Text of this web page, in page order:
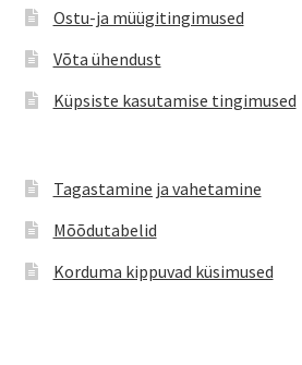
Ostu-ja müügitingimused
Võta ühendust
Küpsiste kasutamise tingimused
Tagastamine ja vahetamine
Mõõdutabelid
Korduma kippuvad küsimused